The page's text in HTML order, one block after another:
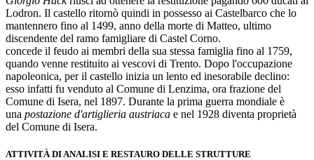
Lodron. Il castello ritornò quindi in possesso ai Castelbarco che lo
mantennero fino al 1499, anno della morte di Matteo, ultimo
discendente del ramo famigliare di Castel Corno.
concede il feudo ai membri della sua stessa famiglia fino al 1759,
quando venne restituito ai vescovi di Trento. Dopo l'occupazione
napoleonica, per il castello inizia un lento ed inesorabile declino:
esso infatti fu venduto al Comune di Lenzima, ora frazione del
Comune di Isera, nel 1897. Durante la prima guerra mondiale è
una postazione d'artiglieria austriaca e nel 1928 diventa proprietà
del Comune di Isera.
ATTIVITÀ DI ANALISI E RESTAURO DELLE STRUTTURE